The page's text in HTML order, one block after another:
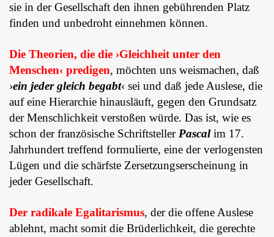
sie in der Gesell­schaft den ihnen gebührenden Platz
finden und unbedroht einnehmen können.
Die Theorien, die die ›Gleichheit unter den
Menschen‹ predigen, möchten uns weismachen, daß
›ein jeder gleich begabt‹ sei und daß jede Auslese, die
auf eine Hierarchie hinausläuft, gegen den Grundsatz
der Menschlichkeit verstoßen würde. Das ist, wie es
schon der französische SchriftstellerPascal im 17.
Jahr­hundert treffend formulierte, eine der verlogensten
Lügen und die schärfste Zer­set­zungserscheinung in
jeder Gesellschaft.
Der radikale Egalitarismus, der die offe­ne Auslese
ablehnt, macht somit die Brüderlichkeit, die gerechte